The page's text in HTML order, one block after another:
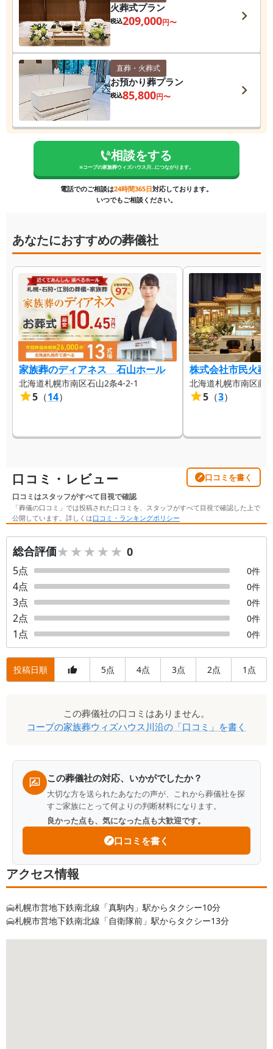
火葬式プラン
税込209,000円〜
直葬・火葬式
お預かり葬プラン
税込85,800円〜
相談をする
※コープの家族葬ウィズハウス川... につながります。
電話でのご相談は24時間365日対応しております。
いつでもご相談ください。
あなたにおすすめの葬儀社
家族葬のディアネス 石山ホール
北海道札幌市南区石山2条4-2-1
5 （14）
株式会社市民火葬
北海道札幌市南区藤
5 （3）
口コミ・レビュー 口コミを書く
口コミはスタッフがすべて目視で確認
「葬儀の口コミ」では投稿された口コミを、スタッフがすべて目視で確認した上で
公開しています。詳しくは口コミ・ランキングポリシー
総合評価★★★★★
★★★★★ 0
5点 0件
4点 0件
3点 0件
2点 0件
1 点 0件
投稿日順 5点 4点 3点 2点 1 点
この葬儀社の口コミはありません。
コープの家族葬ウィズハウス川沿の「口コミ」を書く
この葬儀社の対応、いかがでしたか？
大切な方を送られたあなたの声が、これから葬儀社を探
すご家族にとって何よりの判断材料になります。
良かった点も、気になった点も大歓迎です。
口コミを書く
アクセス情報
札幌市営地下鉄南北線「真駒内」駅からタクシー10分
札幌市営地下鉄南北線「自衛隊前」駅からタクシー13分